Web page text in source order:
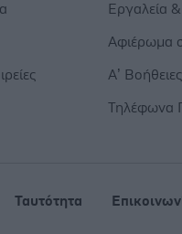
Εργαλεία
Αφιέρωμα
Α’ Βοήθειες
Τηλέφωνα
Ταυτότητα